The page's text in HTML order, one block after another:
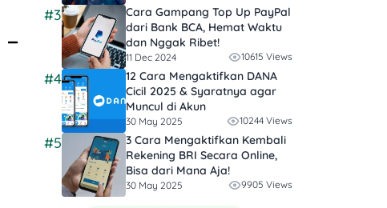
#3
Cara Gampang Top Up PayPal
dari Bank BCA, Hemat Waktu
dan Nggak Ribet!
11 Dec 2024 10615 Views
#4
12 Cara Mengaktifkan DANA
Cicil 2025 & Syaratnya agar
Muncul di Akun
30 May 2025 10244 Views
#5
3 Cara Mengaktifkan Kembali
Rekening BRI Secara Online,
Bisa dari Mana Aja!
30 May 2025 9905 Views